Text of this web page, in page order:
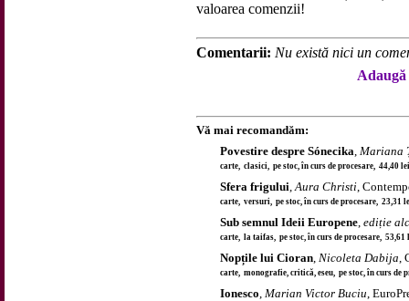
valoarea comenzii!
Comentarii: Nu există nici un
Vă mai recomandăm:
Povestire despre Sónecika, Mariana
carte, clasici, pe stoc, în curs de procesare, 44,40
Sfera frigului,Aura Christi,
carte, versuri, pe stoc, în curs de procesare, 23,31
Sub semnul Ideii Europene, ediție
carte, la taifas, pe stoc, în curs de procesare,
Nopțile lui Cioran, Nicoleta Dabija,
carte, monografie, critică, eseu, pe stoc, în curs de
Ionesco, Marian Victor Buciu,